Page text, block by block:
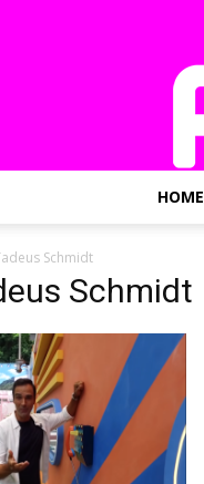
HOME
Schmidt
Schmidt